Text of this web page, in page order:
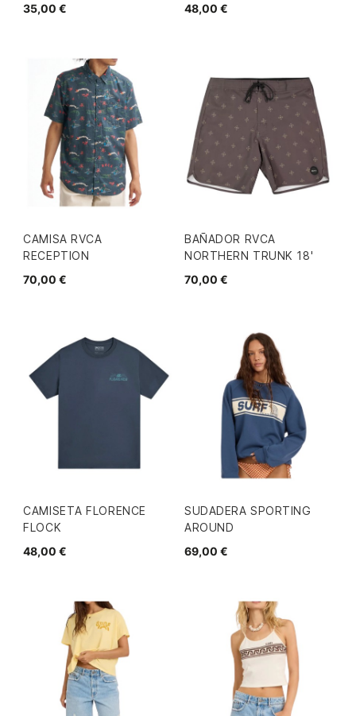
35,00 €
48,00 €
CAMISA RVCA
RECEPTION
70,00 €
BAÑADOR RVCA
NORTHERN TRUNK 18'
70,00 €
CAMISETA FLORENCE
FLOCK
48,00 €
SUDADERA SPORTING
AROUND
69,00 €